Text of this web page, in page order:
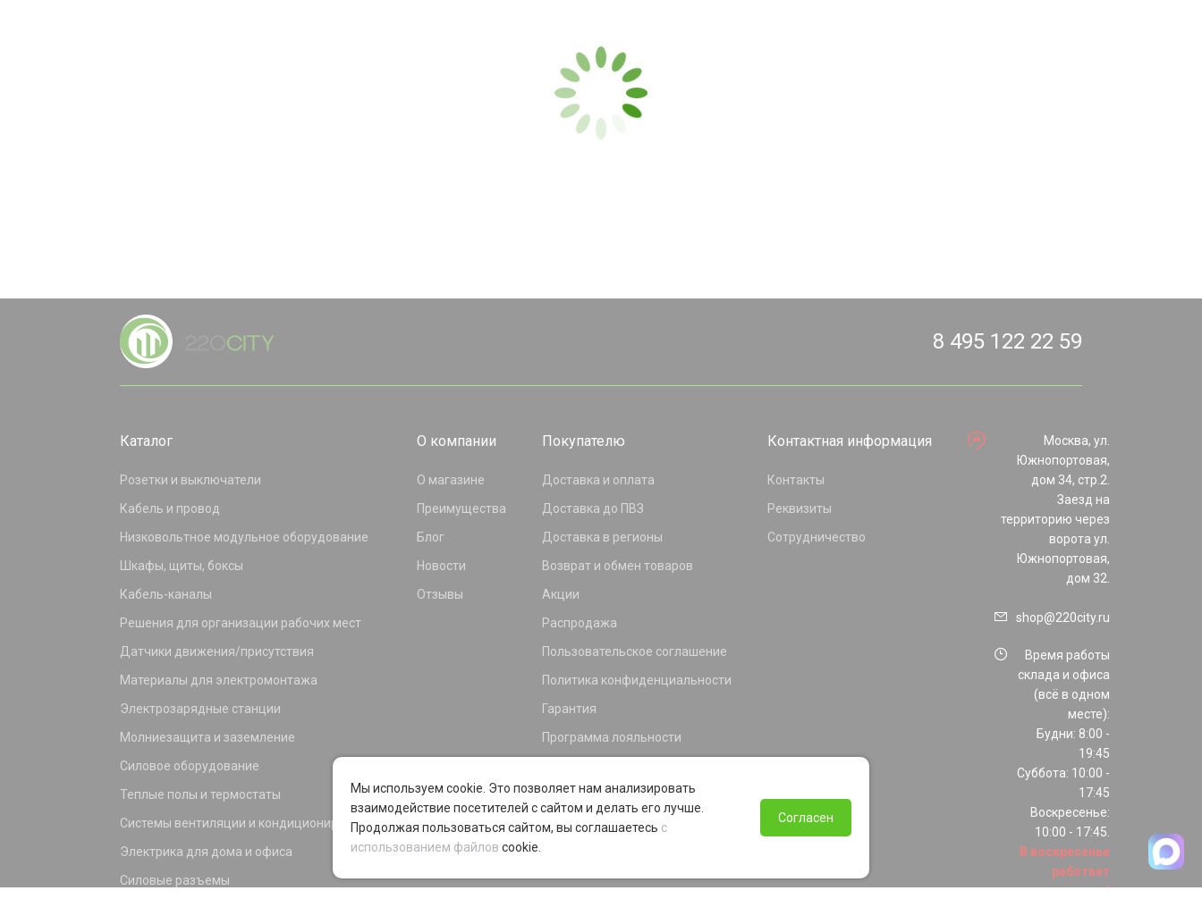
8 495 122 22 59
Каталог
Розетки и выключатели
Кабель и провод
Низковольтное модульное оборудование
Шкафы, щиты, боксы
Кабель-каналы
Решения для организации рабочих мест
Датчики движения/присутствия
Материалы для электромонтажа
Электрозарядные станции
Молниезащита и заземление
Силовое оборудование
Теплые полы и термостаты
Системы вентиляции и кондиционирования
Электрика для дома и офиса
Силовые разъемы
О компании
О магазине
Преимущества
Блог
Новости
Отзывы
Покупателю
Доставка и оплата
Доставка до ПВЗ
Доставка в регионы
Возврат и обмен товаров
Акции
Распродажа
Пользовательское соглашение
Политика конфиденциальности
Гарантия
Программа лояльности
Контактная информация
Контакты
Реквизиты
Сотрудничество
Москва, ул.
Южнопортовая,
дом 34, стр.2.
Заезд на
территорию через
ворота ул.
Южнопортовая,
дом 32.
shop@220city.ru
Время работы
склада и офиса
(всё в одном
месте):
Будни: 8:00 -
19:45
Суббота: 10:00 -
17:45
Воскресенье:
10:00 - 17:45.
В воскресенье
работает
только шоурум!
Мы используем cookie. Это позволяет нам анализировать
взаимодействие посетителей с сайтом и делать его лучше.
Продолжая пользоваться сайтом, вы соглашаетесь с
использованием файлов cookie.
Согласен